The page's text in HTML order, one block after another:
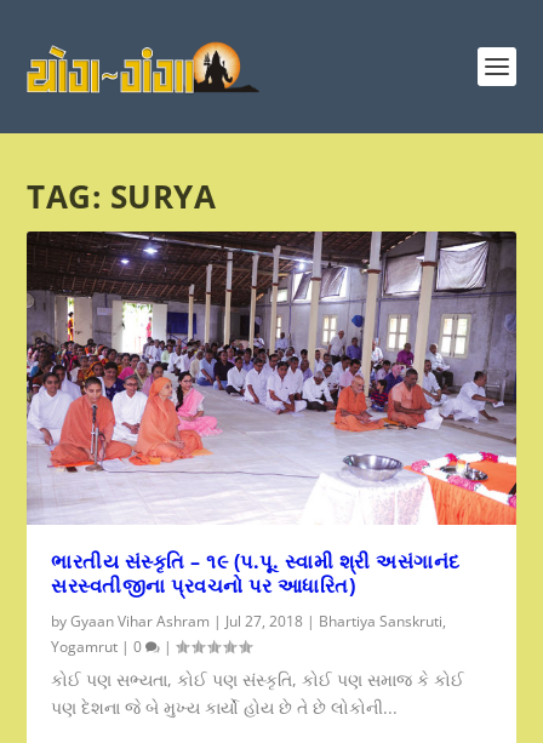
TAG: SURYA
ભારતીય સંસ્કૃતિ – ૧૯ (પ.પૂ. સ્વામી શ્રી અસંગાનંદ
સરસ્વતીજીના પ્રવચનો પર આધારિત)
byGyaan Vihar Ashram | Jul 27, 2018 | Bhartiya Sanskruti,
Yogamrut |0 |
કોઈ પણ સભ્યતા, કોઈ પણ સંસ્કૃતિ, કોઈ પણ સમાજ કે કોઈ
પણ દેશના જે બે મુખ્ય કાર્યો હોય છે તે છે લોકોની...